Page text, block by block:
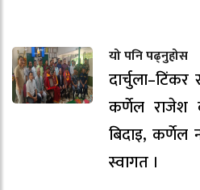
यो पनि पढ्नुहोस
कर्णेल राजेश
बिदाइ, कर्णेल
स्वागत ।